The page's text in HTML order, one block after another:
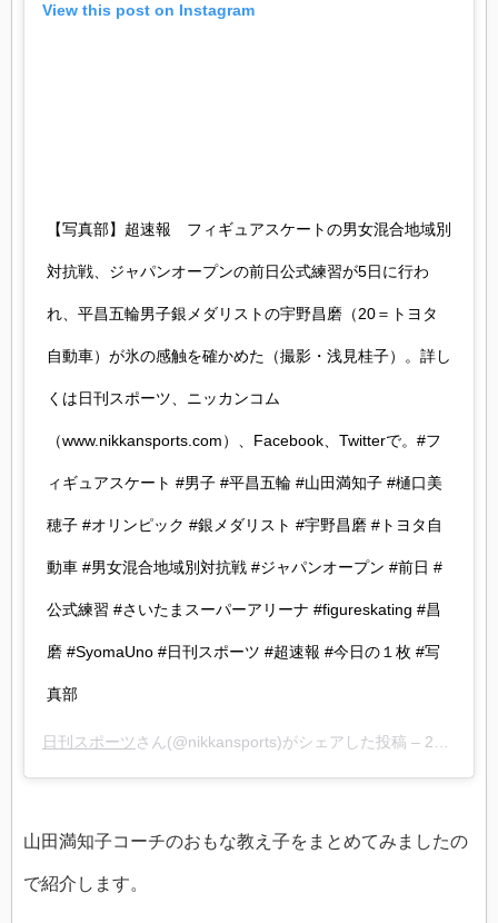
View this post on Instagram
【写真部】超速報 フィギュアスケートの男女混合地域別
対抗戦、ジャパンオープンの前日公式練習が5日に行わ
れ、平昌五輪男子銀メダリストの宇野昌磨（20＝トヨタ
自動車）が氷の感触を確かめた（撮影・浅見桂子）。詳し
くは日刊スポーツ、ニッカンコム
（www.nikkansports.com）、Facebook、Twitterで。#フ
ィギュアスケート #男子 #平昌五輪 #山田満知子 #樋口美
穂子 #オリンピック #銀メダリスト #宇野昌磨 #トヨタ自
動車 #男女混合地域別対抗戦 #ジャパンオープン #前日 #
公式練習 #さいたまスーパーアリーナ #figureskating #昌
磨 #SyomaUno #日刊スポーツ #超速報 #今日の１枚 #写
真部
日刊スポーツ さん(@nikkansports)がシェアした投稿 – 2018年10月月5日午前4時58分PDT
山田満知子コーチのおもな教え子をまとめてみましたの
で紹介します。